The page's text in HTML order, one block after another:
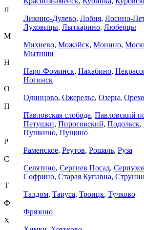
Л
Ликино-Дулево, Лобня, Лосино-
Луховицы, Лыткарино, Люберцы
М
Михнево, Можайск, Монино,
Мытищи
Н
Наро-Фоминск, Нахабино,
Ногинск
О
Одинцово, Ожерелье, Озеры,
П
Павловская слобода, Павловский
Петушки, Пироговский, Подольск,
Пушкино, Пущино
Р
Раменское, Реутов, Рошаль, Руза
С
Селятино, Сергиев Посад,
Софрино, Старая Купавна,
Т
Талдом, Таруса, Троицк, Тучково
Ф
Фрязино
Х